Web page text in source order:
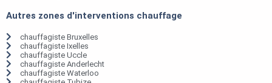
Autres zones d'interventions chauffage
chauffagiste Bruxelles
chauffagiste Ixelles
chauffagiste Uccle
chauffagiste Anderlecht
chauffagiste Waterloo